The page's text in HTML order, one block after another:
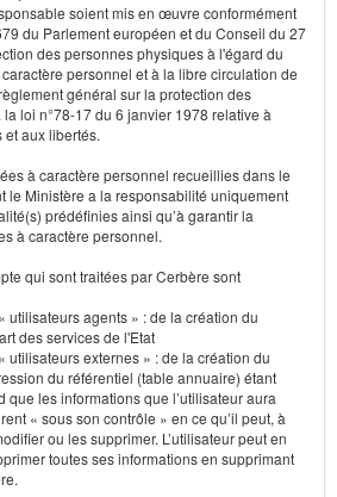
soient mis en œuvre conformément
du Parlement européen et du Conseil du 27
des personnes physiques à l'égard du
personnel et à la libre circulation de
général sur la protection des
loi n°78-17 du 6 janvier 1978 relative à
aux libertés.
à caractère personnel recueillies dans le
le Ministère a la responsabilité uniquement
prédéfinies ainsi qu’à garantir la
à caractère personnel.
qui sont traitées par Cerbère sont
utilisateurs agents » : de la création du
des services de l'Etat
utilisateurs externes » : de la création du
du référentiel (table annuaire) étant
que les informations que l’utilisateur aura
« sous son contrôle » en ce qu’il peut, à
ou les supprimer. L’utilisateur peut en
toutes ses informations en supprimant